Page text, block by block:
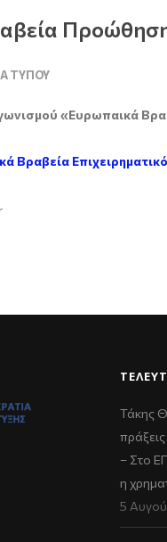
ΤΎΠΟΥ
«Ευρωπαικά
Βραβεία
Τάκης
– Στο
η
5